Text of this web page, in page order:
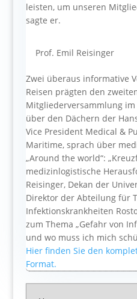
leisten, um unseren
sagte er.
Prof. Emil Reisinger
Zwei überaus informative
Reisen prägten den
Mitgliederversammlung
über den Dächern der
Vice President Medical &
Maritime, sprach über
„Around the world“:
medizinlogistische
Reisinger, Dekan der
Direktor der Abteilung für
Infektionskrankheiten
zum Thema „Gefahr von
und wo muss ich mich
Hier finden Sie den
Format.